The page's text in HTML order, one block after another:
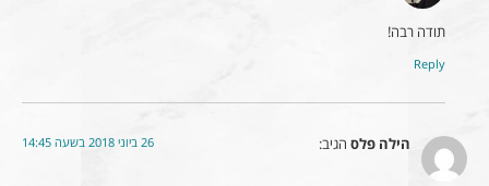
תודה רבה!
Reply
הילה פלס הגיב: 26 ביוני 2018 בשעה 14:45